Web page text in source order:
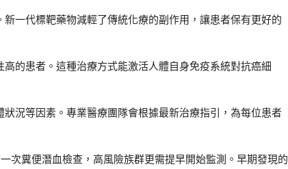
一代標靶藥物減輕了傳統化療的副作用，讓患者保有更好的
的患者。這種治療方式能激活人體自身免疫系統對抗癌細
況等因素。專業醫療團隊會根據最新治療指引，為每位患者
次糞便潛血檢查，高風險族群更需提早開始監測。早期發現的